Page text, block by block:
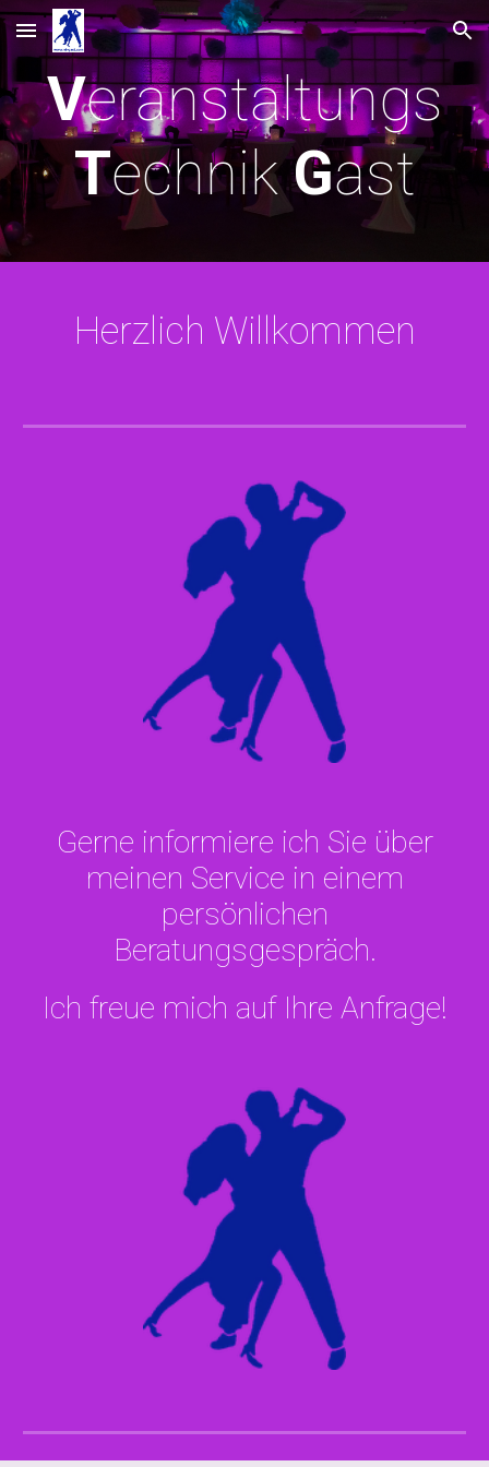
Skip to main content Skip to navigation
Veranstaltungs
TechnikGast
Herzlich Willkommen
Gerne informiere ich Sie über
meinen Service in einem
persönlichen
Beratungsgespräch.
Ich freue mich auf Ihre Anfrage!